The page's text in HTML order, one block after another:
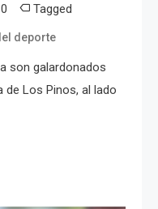
0 Tagged
deporte
son galardonados
de Los Pinos, al lado